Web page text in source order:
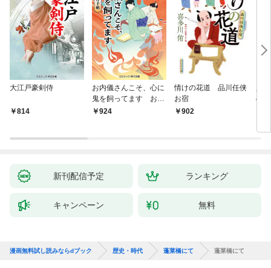
大江戸豪剣侍
814
お内儀さんこそ、心に
鬼を飼ってます おけ
いの戯作手帖
924
情けの花道 品川任侠
お宿
902
の
新刊配信予定 ランキング
キャンペーン 無料
漫画無料試し読みならdブック 歴史・時代 蓬莱橋にて 蓬莱橋にて